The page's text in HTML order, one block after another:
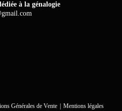
à la génalogie
Générales de Vente Mentions légales